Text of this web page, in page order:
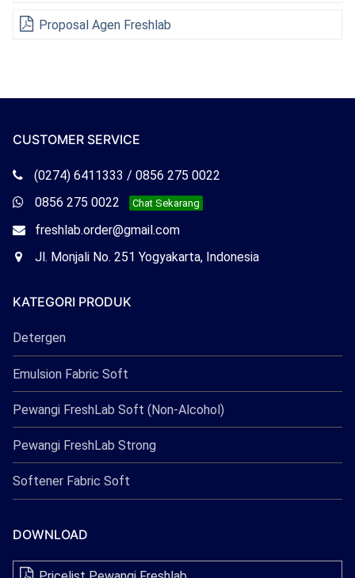
Proposal Agen Freshlab
CUSTOMER SERVICE
Telepon
Freshlab
(0274) 6411333 / 0856 275 0022
Whatsapp
Freshlab
0856 275 0022 Chat Sekarang
Email
Freshlab
freshlab.order@gmail.com
OfficeJl. Monjali No. 251 Yogyakarta, Indonesia
KATEGORI PRODUK
Detergen
Emulsion Fabric Soft
Pewangi FreshLab Soft (Non-Alcohol)
Pewangi FreshLab Strong
Softener Fabric Soft
DOWNLOAD